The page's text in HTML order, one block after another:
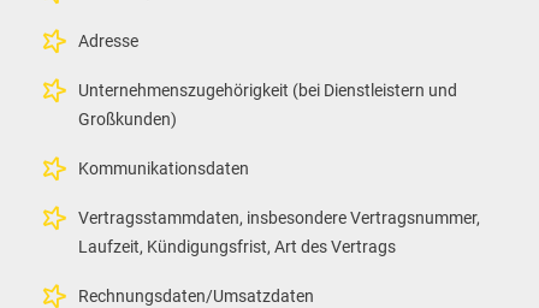
Adresse
Unternehmenszugehörigkeit (bei Dienstleistern und
Großkunden)
Kommunikationsdaten
Vertragsstammdaten, insbesondere Vertragsnummer,
Laufzeit, Kündigungsfrist, Art des Vertrags
Rechnungsdaten/Umsatzdaten